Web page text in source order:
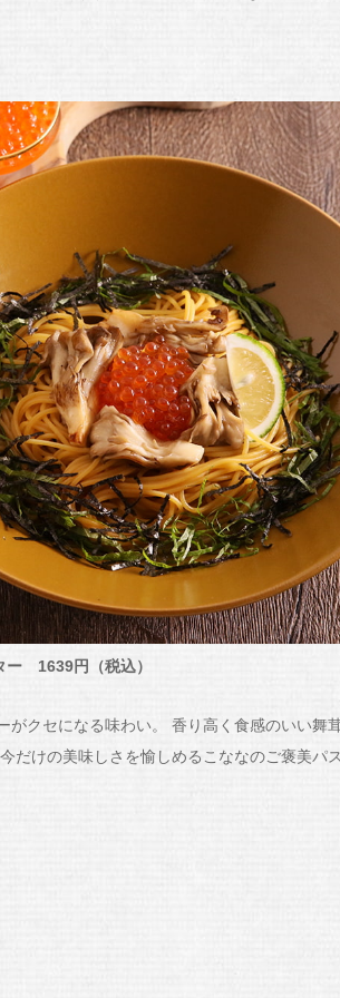
ー 1639円（税込）
クセになる味わい。 香り高く食感のいい舞
だけの美味しさを愉しめるこななのご褒美パ